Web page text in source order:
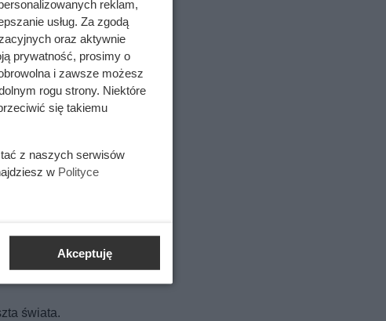
świata.
reklam,
usług. Za zgodą
oraz aktywnie
prywatność, prosimy o
i zawsze możesz
rogu strony. Niektóre
się takiemu
z naszych serwisów
w Polityce
Akceptuję